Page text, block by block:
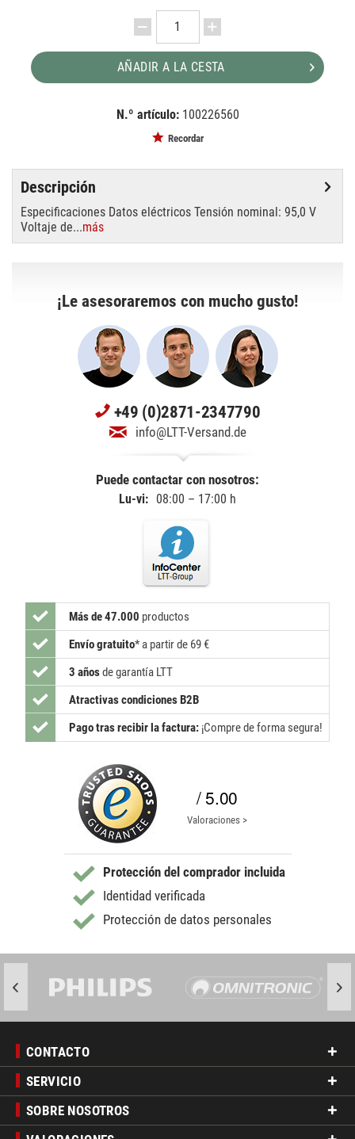
AÑADIR A LA CESTA
N.º artículo: 100226560
Recordar
Descripción
Especificaciones Datos eléctricos Tensión nominal: 95,0 V
Voltaje de...más
¡Le asesoraremos con mucho gusto!
+49 (0)2871-2347790
info@LTT-Versand.de
Puede contactar con nosotros:
Lu-vi: 08:00 – 17:00 h
Más de 47.000 productos
Envío gratuito* a partir de 69 €
3 añosde garantía LTT
Atractivas condiciones B2B
Pago tras recibir la factura: ¡Compre de forma segura!
/ 5.00
Valoraciones >
Protección del comprador incluida
Identidad verificada
Protección de datos personales
CONTACTO
SERVICIO
SOBRE NOSOTROS